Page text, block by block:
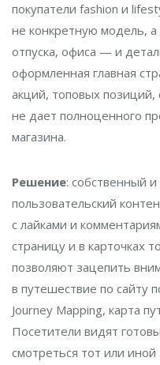
покупатели fashion и
не конкретную модель,
отпуска, офиса — и
оформленная главная
акций, топовых
не дает полноценного
магазина.
Решение: собственный
пользовательский
c лайками и
страницу и в карточках
позволяют зацепить
в путешествие по сайту
Journey Mapping, карта
Посетители видят
смотреться тот или